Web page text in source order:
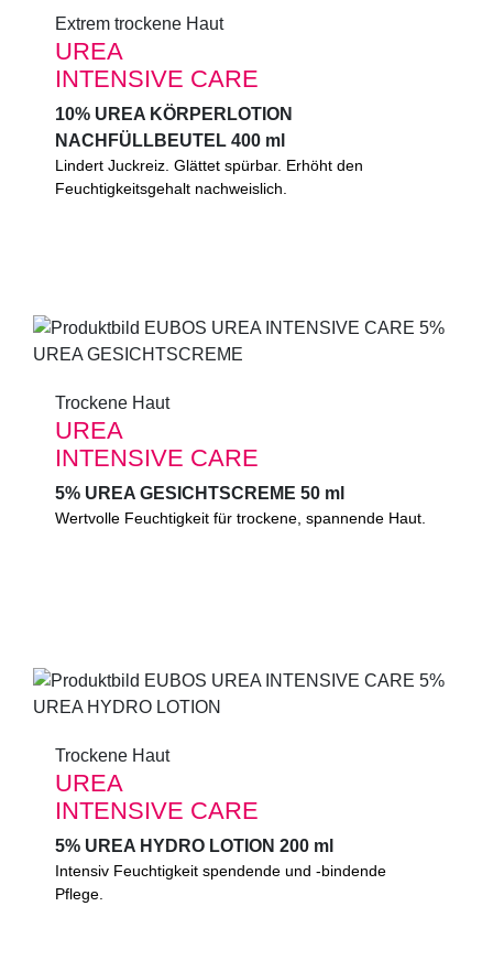
Extrem trockene Haut
UREA
INTENSIVE CARE
10% UREA KÖRPERLOTION
NACHFÜLLBEUTEL 400 ml
10% UREA KÖRPERLOTION Lindert Juckreiz. Glättet
spürbar. Erhöht den Feuchtigkeitsgehalt nachweislich.
Extrem trockene Haut
UREA
INTENSIVE CARE
10% UREA KÖRPERLOTION
NACHFÜLLBEUTEL 400 ml
Lindert Juckreiz. Glättet spürbar. Erhöht den
Feuchtigkeitsgehalt nachweislich.
Trockene Haut
UREA
INTENSIVE CARE
5% UREA GESICHTSCREME 50 ml
Wertvolle Feuchtigkeit für trockene, spannende
Mikroplastik(gemäß UNEP-Definition)
Trockene Haut
UREA
INTENSIVE CARE
5% UREA GESICHTSCREME 50 ml
Wertvolle Feuchtigkeit für trockene, spannende Haut.
Trockene Haut
UREA
INTENSIVE CARE
5% UREA HYDRO LOTION 200 ml
Intensiv Feuchtigkeit spendende und -bindende
Pflege. Zieht schnell ein. Mindert Spannungsgefühle
Trockene Haut
UREA
INTENSIVE CARE
5% UREA HYDRO LOTION 200 ml
Intensiv Feuchtigkeit spendende und -bindende
Pflege.